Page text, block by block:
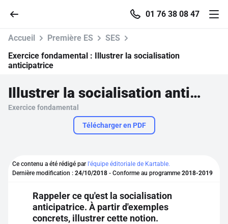
01 76 38 08 47
Parcourir
Se connecter
S'inscrire gratuitement
Pour profiter de 10 contenus offerts.
Accueil Première ES
SES
Exercice fondamental : Illustrer la socialisation
anticipatrice
Illustrer la socialisation anticipatrice
Exercice fondamental
Télécharger en PDF
Ce contenu a été rédigé par l'équipe éditoriale de Kartable.
Dernière modification : 24/10/2018 - Conforme au programme 2018-2019
Rappeler ce qu'est la socialisation
anticipatrice. À partir d'exemples
concrets, illustrer cette notion.